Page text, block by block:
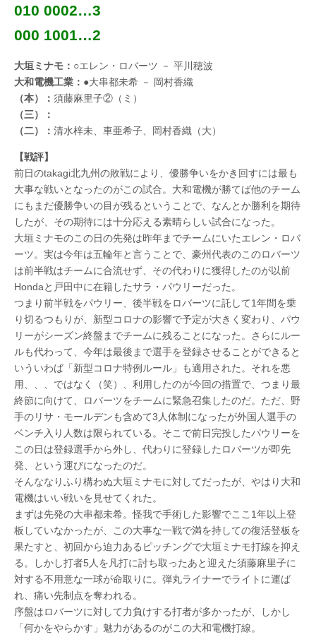
010 0002…3
000 1001…2
大垣ミナモ： ○エレン・ロバーツ － 平川穂波
大和電機工業： ●大串都未希 － 岡村香織
（本）： 須藤麻里子②（ミ）
（三）：
（二）： 清水梓未、車亜希子、岡村香織（大）
【戦評】
前日のtakagi北九州の敗戦により、優勝争いをかき回すには最も
大事な戦いとなったのがこの試合。大和電機が勝てば他のチーム
にもまだ優勝争いの目が残るということで、なんとか勝利を期待
したが、その期待には十分応える素晴らしい試合になった。
大垣ミナモのこの日の先発は昨年までチームにいたエレン・ロバ
ーツ。実は今年は五輪年と言うことで、豪州代表のこのロバーツ
は前半戦はチームに合流せず、その代わりに獲得したのが以前
Hondaと戸田中に在籍したサラ・パウリーだった。
つまり前半戦をパウリー、後半戦をロバーツに託して1年間を乗
り切るつもりが、新型コロナの影響で予定が大きく変わり、パウ
リーがシーズン終盤までチームに残ることになった。さらにルー
ルも代わって、今年は最後まで選手を登録させることができると
いういわば「新型コロナ特例ルール」も適用された。それを悪
用、、、ではなく（笑）、利用したのが今回の措置で、つまり最
終節に向けて、ロバーツをチームに緊急召集したのだ。ただ、野
手のリサ・モールデンも含めて3人体制になったが外国人選手の
ベンチ入り人数は限られている。そこで前日完投したパウリーを
この日は登録選手から外し、代わりに登録したロバーツが即先
発、という運びになったのだ。
そんななりふり構わぬ大垣ミナモに対してだったが、やはり大和
電機はいい戦いを見せてくれた。
まずは先発の大串都未希。怪我で手術した影響でここ1年以上登
板していなかったが、この大事な一戦で満を持しての復活登板を
果たすと、初回から迫力あるピッチングで大垣ミナモ打線を抑え
る。しかし打者5人を凡打に討ち取ったあと迎えた須藤麻里子に
対する不用意な一球が命取りに。弾丸ライナーでライトに運ば
れ、痛い先制点を奪われる。
序盤はロバーツに対して力負けする打者が多かったが、しかし
「何かをやらかす」魅力があるのがこの大和電機打線。